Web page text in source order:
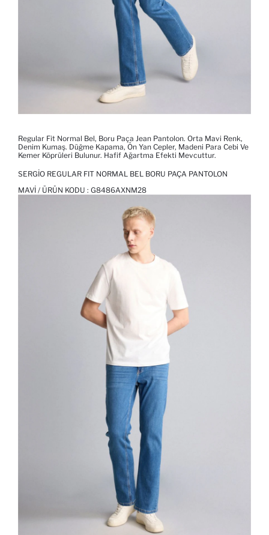
Regular Fit Normal Bel, Boru Paça Jean Pantolon. Orta Mavi Renk,
Denim Kumaş. Düğme Kapama, Ön Yan Cepler, Madeni Para Cebi Ve
Kemer Köprüleri Bulunur. Hafif Ağartma Efekti Mevcuttur.
SERGIO REGULAR FIT NORMAL BEL BORU PAÇA PANTOLON
MAVI / ÜRÜN KODU : G8486AXNM28